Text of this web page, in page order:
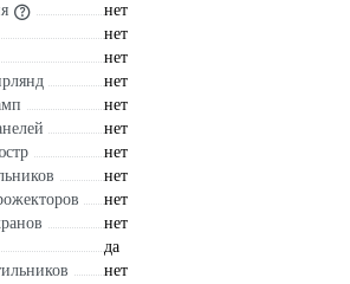
нет
нет
нет
нет
нет
нет
нет
нет
нет
нет
да
нет